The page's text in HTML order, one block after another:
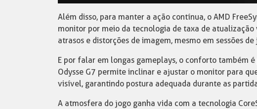
Além disso, para manter a ação contínua, o AMD
monitor por meio da tecnologia de taxa de atualização
atrasos e distorções de imagem, mesmo em sessões
E por falar em longas gameplays, o conforto também
Odysse G7 permite inclinar e ajustar o monitor para
visível, garantindo postura adequada durante as
A atmosfera do jogo ganha vida com a tecnologia